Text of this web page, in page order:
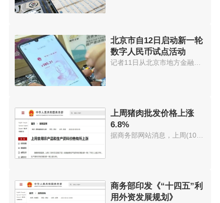
北京市自12日启动新一轮
数字人民币试点活动
上周猪肉批发价格上涨
6.8%
商务部印发《“十四五”利
用外资发展规划》